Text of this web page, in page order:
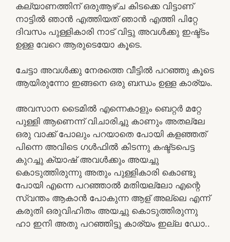
കല്യാണത്തിന് ഒരുആഴ്ച കിടക്കെ വിട്ടാണ്
നാട്ടിൽ ഞാൻ എത്തിയത് ഞാൻ എത്തി പിറ്റേ
ദിവസം പുള്ളികാരി നാട് വിട്ടു അവൾക്കു ഇഷ്ട്ടം
ഉള്ള വേറെ ആരുടെയോ കൂടെ.
ചേട്ടാ അവൾക്കു നേരത്തെ വീട്ടിൽ പറഞ്ഞു കൂടെ
ആയിരുന്നോ ഇങ്ങനെ ഒരു ബന്ധം ഉള്ള കാര്യം.
അവസാന ടൈമിൽ എന്നെകാളും ബെറ്റർ മറ്റേ
പുള്ളി ആണെന്ന് വിചാരിച്ചു കാണും അതല്ലേ
ഒരു വാക്ക് പോലും പറയാതെ പോയി കളഞ്ഞത്
പിന്നെ അവിടെ ഗൾഫിൽ കിടന്നു കഷ്ട്ടപെട്ട
കുറച്ചു ക്യാഷ് അവൾക്കും അയച്ചു
കൊടുത്തിരുന്നു അതും പുള്ളികാരി കൊണ്ടു
പോയി എന്നെ പറഞ്ഞാൽ മതിയല്ലോ എന്റെ
സ്വന്തം ആകാൻ പോകുന്ന ആള് അല്ലെ എന്ന്
കരുതി ഒരുവിഹിതം അയച്ചു കൊടുത്തിരുന്നു
ഹാ ഇനി അതു പറഞ്ഞിട്ടു കാര്യം ഇല്ല ഡോ..